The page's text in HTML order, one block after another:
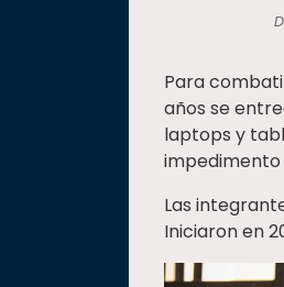
Para
años se
laptops y
impedimento
Las
Iniciaron en